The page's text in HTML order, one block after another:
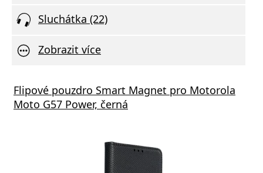
Sluchátka (22)
Zobrazit více
Flipové pouzdro Smart Magnet pro Motorola
Moto G57 Power, černá
Redmi Buds 6 Coral Green
Watch 4 Carbon black